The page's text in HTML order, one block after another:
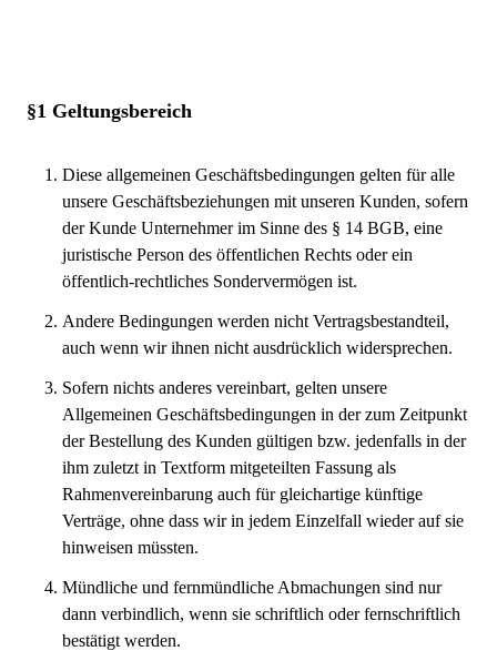
§1 Geltungsbereich
Diese allgemeinen Geschäftsbedingungen gelten für alle
unsere Geschäftsbeziehungen mit unseren Kunden, sofern
der Kunde Unternehmer im Sinne des § 14 BGB, eine
juristische Person des öffentlichen Rechts oder ein
öffentlich-rechtliches Sondervermögen ist.
Andere Bedingungen werden nicht Vertragsbestandteil,
auch wenn wir ihnen nicht ausdrücklich widersprechen.
Sofern nichts anderes vereinbart, gelten unsere
Allgemeinen Geschäftsbedingungen in der zum Zeitpunkt
der Bestellung des Kunden gültigen bzw. jedenfalls in der
ihm zuletzt in Textform mitgeteilten Fassung als
Rahmenvereinbarung auch für gleichartige künftige
Verträge, ohne dass wir in jedem Einzelfall wieder auf sie
hinweisen müssten.
Mündliche und fernmündliche Abmachungen sind nur
dann verbindlich, wenn sie schriftlich oder fernschriftlich
bestätigt werden.